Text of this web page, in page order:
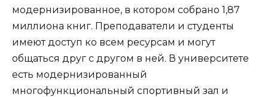
модернизированное, в котором собрано 1,87
миллиона книг. Преподаватели и студенты
имеют доступ ко всем ресурсам и могут
общаться друг с другом в ней. В университете
есть модернизированный
многофункциональный спортивный зал и